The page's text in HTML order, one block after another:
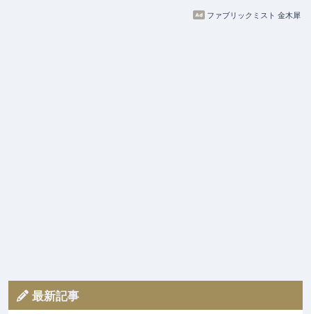
ファブリックミスト 金木犀
最新記事